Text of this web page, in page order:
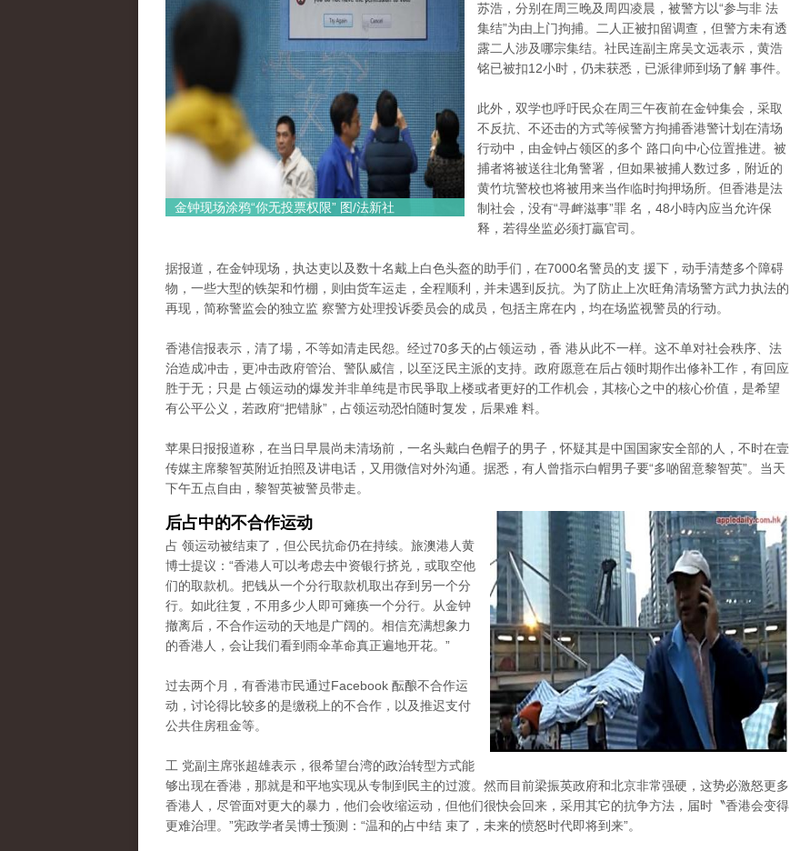
金钟现场涂鸦“你无投票权限” 图/法新社
苏浩，分别在周三晚及周四凌晨，被警方以“参与非 法
集结”为由上门拘捕。二人正被扣留调查，但警方未有透
露二人涉及哪宗集结。社民连副主席吴文远表示，黄浩
铭已被扣12小时，仍未获悉，已派律师到场了解 事件。
此外，双学也呼吁民众在周三午夜前在金钟集会，采取
不反抗、不还击的方式等候警方拘捕香港警计划在清场
行动中，由金钟占领区的多个 路口向中心位置推进。被
捕者将被送往北角警署，但如果被捕人数过多，附近的
黄竹坑警校也将被用来当作临时拘押场所。但香港是法
制社会，没有“寻衅滋事”罪 名，48小時內应当允许保
释，若得坐监必须打贏官司。
据报道，在金钟现场，执达吏以及数十名戴上白色头盔的助手们，在7000名警员的支 援下，动手清楚多个障碍
物，一些大型的铁架和竹棚，则由货车运走，全程顺利，并未遇到反抗。为了防止上次旺角清场警方武力执法的
再现，简称警监会的独立监 察警方处理投诉委员会的成员，包括主席在内，均在场监视警员的行动。
香港信报表示，清了場，不等如清走民怨。经过70多天的占领运动，香 港从此不一样。这不单对社会秩序、法
治造成冲击，更冲击政府管治、警队威信，以至泛民主派的支持。政府愿意在后占领时期作出修补工作，有回应
胜于无；只是 占领运动的爆发并非单纯是市民爭取上楼或者更好的工作机会，其核心之中的核心价值，是希望
有公平公义，若政府“把错脉”，占领运动恐怕随时复发，后果难 料。
苹果日报报道称，在当日早晨尚未清场前，一名头戴白色帽子的男子，怀疑其是中国国家安全部的人，不时在壹
传媒主席黎智英附近拍照及讲电话，又用微信对外沟通。据悉，有人曾指示白帽男子要“多啲留意黎智英”。当天
下午五点自由，黎智英被警员带走。
后占中的不合作运动
占 领运动被结束了，但公民抗命仍在持续。旅澳港人黄
博士提议：“香港人可以考虑去中资银行挤兑，或取空他
们的取款机。把钱从一个分行取款机取出存到另一个分
行。如此往复，不用多少人即可瘫痪一个分行。从金钟
撤离后，不合作运动的天地是广阔的。相信充满想象力
的香港人，会让我们看到雨伞革命真正遍地开花。”
过去两个月，有香港市民通过Facebook 酝酿不合作运
动，讨论得比较多的是缴税上的不合作 ，以及推迟支付
公共住房租金等。
工 党副主席张超雄表示，很希望台湾的政治转型方式能
够出现在香港，那就是和平地实现从专制到民主的过渡。然而目前梁振英政府和北京非常强硬，这势必激怒更多
香港人，尽管面对更大的暴力，他们会收缩运动，但他们很快会回来，采用其它的抗争方法，届时〝香港会变得
更难治理。”宪政学者吴博士预测：“温和的占中结 束了，未来的愤怒时代即将到来”。